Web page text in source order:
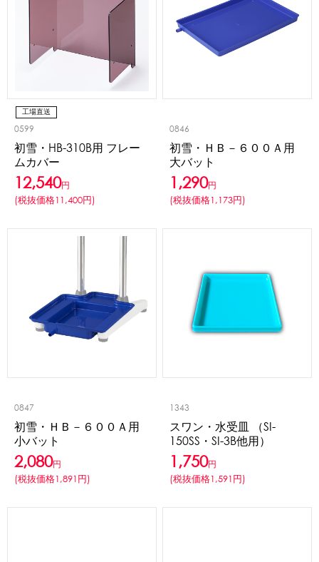
工場直送
0599
初雪・HB-310B用 フレー
ムカバー
12,540円
(税抜価格11,400円)
0846
初雪・ＨＢ－６００Ａ用
大バット
1,290円
(税抜価格1,173円)
0847
初雪・ＨＢ－６００Ａ用
小バット
2,080円
(税抜価格1,891円)
1343
スワン・水受皿 （SI-
150SS・SI-3B他用）
1,750円
(税抜価格1,591円)